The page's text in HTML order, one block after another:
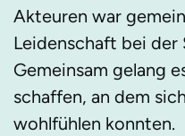
Akteuren war
Leidenschaft bei der
Gemeinsam gelang
schaffen, an dem
wohlfühlen konnten.